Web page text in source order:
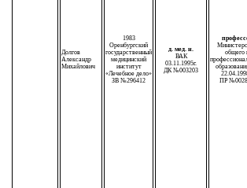
Долгов
Александр
Михайлович
1983
Оренбургский
государственный
медицинский
институт
«Лечебное дело»
ЗВ №296412
д. мед. н.
ВАК
03.11.1995г.
ДК №003203
общего
ПР